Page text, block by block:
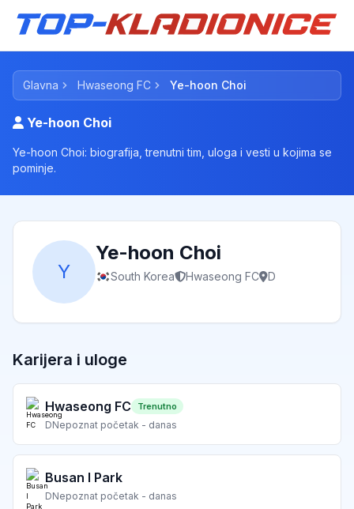
Glavna Hwaseong FC Ye-hoon Choi
Ye-hoon Choi
Ye-hoon Choi: biografija, trenutni tim, uloga i vesti u kojima se
pominje.
Y
Ye-hoon Choi
South Korea Hwaseong FC D
Karijera i uloge
Hwaseong FC Trenutno
DNepoznat početak - danas
Busan I Park
DNepoznat početak - danas